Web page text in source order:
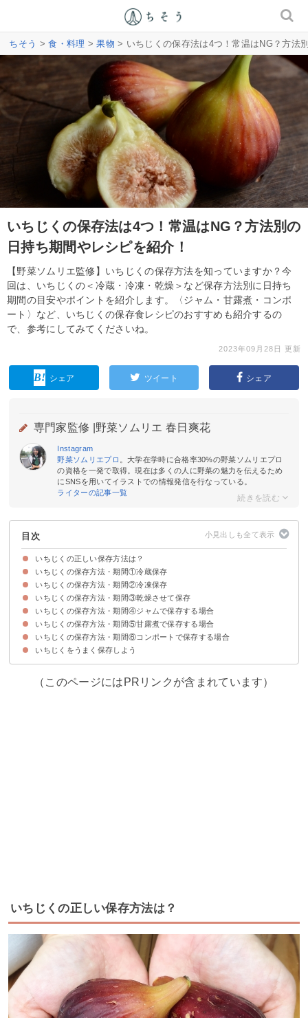
ちそう >食・料理 >果物 > いちじくの保存法は4つ！常温はNG？方法
いちじくの保存法は4つ！常温はNG？方法別の
日持ち期間やレシピを紹介！
【野菜ソムリエ監修】いちじくの保存方法を知っていますか？今
回は、いちじくの＜冷蔵・冷凍・乾燥＞など保存方法別に日持ち
期間の目安やポイントを紹介します。〈ジャム・甘露煮・コンポ
ート〉など、いちじくの保存食レシピのおすすめも紹介するの
で、参考にしてみてくださいね。
2023年09月28日 更新
シェア ツイート シェア
専門家監修 | 野菜ソムリエ 春日爽花
Instagram
野菜ソムリエプロ
。大学在学時に合格率30%の野菜ソムリエプロ
の資格を一発で取得。現在は多くの人に野菜の魅力を伝えるため
にSNSを用いてイラストでの情報発信を行なっている。
ライターの記事一覧
目次
いちじくの正しい保存方法は？
常温保存はおすすめしない
いちじくの保存方法・期間①冷蔵保存
いちじくの冷蔵保存の方法
冷蔵での保存期間の目安
いちじくの保存方法・期間②冷凍保存
①いちじくを丸ごと冷凍する場合
②カットしたいちじくを保存する場合
冷凍いちじくの解凍方法
いちじくの保存方法・期間③乾燥させて保存
いちじくを乾燥させて保存する方法
乾燥いちじくの保存期間の目安
いちじくの保存方法・期間④ジャムで保存する場合
いちじくジャムでの保存期間の目安
いちじくをジャムにして保存する際のポイント
いちじくジャムのレシピ
いちじくの保存方法・期間⑤甘露煮で保存する場合
いちじく甘露煮での保存期間の目安
いちじくを甘露煮にして保存する際のポイント
いちじくの甘露煮のレシピ
いちじくの保存方法・期間⑥コンポートで保存する場合
いちじくのコンポートでの保存期間の目安
いちじくをコンポートにして保存する際のポイント
いちじくのコンポートのレシピ
いちじくをうまく保存しよう
（このページにはPRリンクが含まれています）
いちじくの正しい保存方法は？